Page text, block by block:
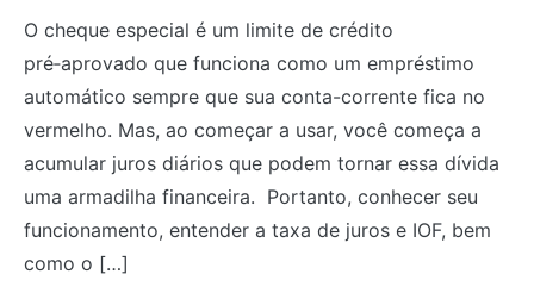
O cheque especial é um limite de crédito
pré‑aprovado que funciona como um empréstimo
automático sempre que sua conta-corrente fica no
vermelho. Mas, ao começar a usar, você começa a
acumular juros diários que podem tornar essa dívida
uma armadilha financeira. Portanto, conhecer seu
funcionamento, entender a taxa de juros e IOF, bem
como o […]